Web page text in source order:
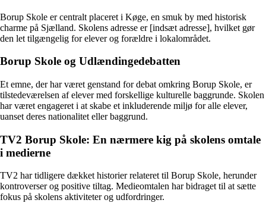
Borup Skole er centralt placeret i Køge, en smuk by med historisk
charme på Sjælland. Skolens adresse er [indsæt adresse], hvilket gør
den let tilgængelig for elever og forældre i lokalområdet.
Borup Skole og Udlændingedebatten
Et emne, der har været genstand for debat omkring Borup Skole, er
tilstedeværelsen af elever med forskellige kulturelle baggrunde. Skolen
har været engageret i at skabe et inkluderende miljø for alle elever,
uanset deres nationalitet eller baggrund.
TV2 Borup Skole: En nærmere kig på skolens omtale
i medierne
TV2 har tidligere dækket historier relateret til Borup Skole, herunder
kontroverser og positive tiltag. Medieomtalen har bidraget til at sætte
fokus på skolens aktiviteter og udfordringer.